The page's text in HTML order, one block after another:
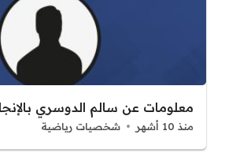
معلومات عن سالم الدوسري
منذ 10 أشهر شخصيات رياضية